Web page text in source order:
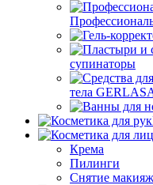
супинаторы
тела
Крема
Пилинги
Снятие